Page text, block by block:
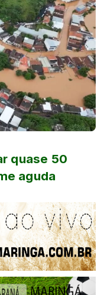
quase 50
aguda